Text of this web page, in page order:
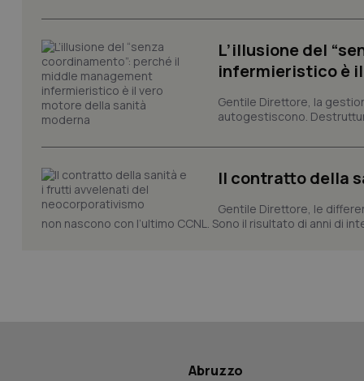
L’illusione del
infermieristico è
Gentile Direttore, la
autogestiscono.
Il contratto della
Gentile Direttore, le
non nascono con l’ultimo CCNL. Sono il risultato di anni di
Abruzzo
PHPSESSID